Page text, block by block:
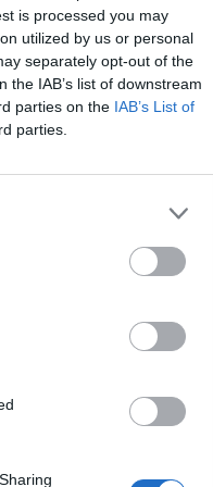
is processed you may
utilized by us or personal
separately opt-out of the
IAB’s list of downstream
parties on the IAB’s List of
parties.
de su rama
es la mitad
medios, que
como plataforma de
de euros en el
con un aumento en
de eSports cerró
a largo plazo
de la liga de fútbol
más, hasta 2025.